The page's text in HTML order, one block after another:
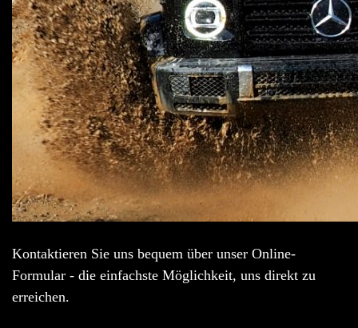
Kontaktieren Sie uns bequem über unser Online-
Formular - die einfachste Möglichkeit, uns direkt zu
erreichen.